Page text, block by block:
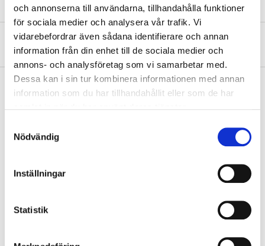
och annonserna till användarna, tillhandahålla funktioner
för sociala medier och analysera vår trafik. Vi
vidarebefordrar även sådana identifierare och annan
information från din enhet till de sociala medier och
annons- och analysföretag som vi samarbetar med.
Dessa kan i sin tur kombinera informationen med annan
information som du har tillhandahållit eller som de har
Nödvändig
Inställningar
Statistik
About the manufacturer
Pay & Collect in your local store within 2 hours! For more information
Other customers also bought